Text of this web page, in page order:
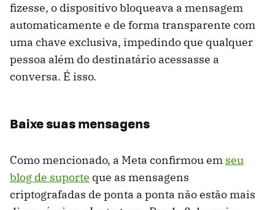
fizesse, o dispositivo bloqueava a mensagem
automaticamente e de forma transparente com
uma chave exclusiva, impedindo que qualquer
pessoa além do destinatário acessasse a
conversa. É isso.
Baixe suas mensagens
Como mencionado, a Meta confirmou em seu
blog de suporte que as mensagens
criptografadas de ponta a ponta não estão mais